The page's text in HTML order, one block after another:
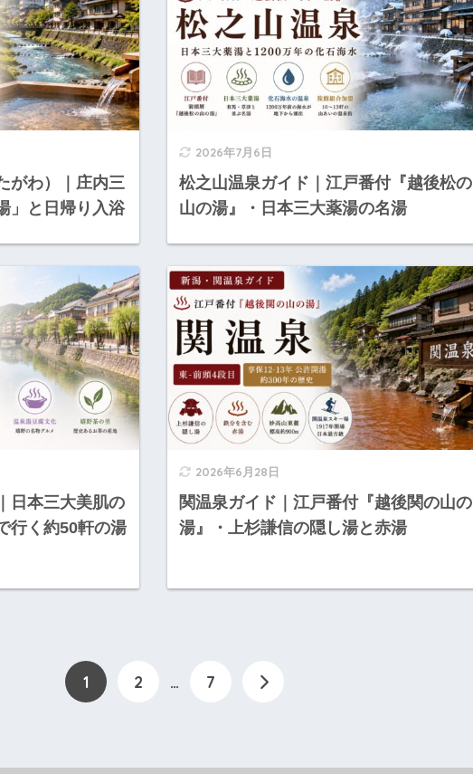
がわ）｜庄内三
」と日帰り入浴
2026年7月6日
松之山温泉ガイド｜江戸番付『越後松の
山の湯』・日本三大薬湯の名湯
日本三大美肌の
行く約50軒の湯
2026年6月28日
関温泉ガイド｜江戸番付『越後関の山の
湯』・上杉謙信の隠し湯と赤湯
1 2 … 7